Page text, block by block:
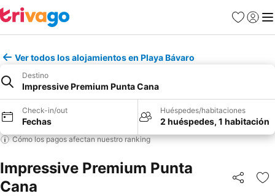
Favoritos
Iniciar
Ver todos los alojamientos en Playa Bávaro
Destino
Impressive Premium Punta Cana
Check-in/out
Fechas
Huéspedes/habitaciones
2 huéspedes, 1 habitación
Cómo los pagos afectan nuestro ranking
Impressive Premium Punta
Cana
Compartir